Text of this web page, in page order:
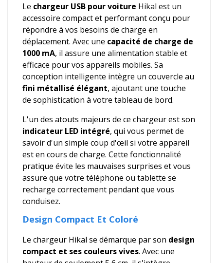
Le chargeur USB pour voiture Hikal est un
accessoire compact et performant conçu pour
répondre à vos besoins de charge en
déplacement. Avec une capacité de charge de
1000 mA, il assure une alimentation stable et
efficace pour vos appareils mobiles. Sa
conception intelligente intègre un couvercle au
fini métallisé élégant, ajoutant une touche
de sophistication à votre tableau de bord.
L'un des atouts majeurs de ce chargeur est son
indicateur LED intégré, qui vous permet de
savoir d'un simple coup d'œil si votre appareil
est en cours de charge. Cette fonctionnalité
pratique évite les mauvaises surprises et vous
assure que votre téléphone ou tablette se
recharge correctement pendant que vous
conduisez.
Design Compact Et Coloré
Le chargeur Hikal se démarque par son design
compact et ses couleurs vives. Avec une